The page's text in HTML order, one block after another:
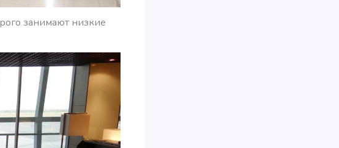
занимают низкие